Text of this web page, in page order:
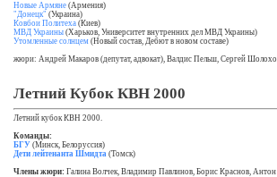
Новые Армяне (Армения)
"Донецк" (Украина)
Ковбои Политеха (Киев)
МВД Украины (Харьков, Университет внутренних дел МВД Украины)
Утомленные солнцем (Новый состав, Дебют в новом составе)
жюри: Андрей Макаров (депутат, адвокат), Валдис Пельш, Сергей
Летний Кубок КВН 2000
Летний кубок КВН 2000.
Команды:
БГУ (Минск, Белоруссия)
Дети лейтенанта Шмидта (Томск)
Члены жюри: Галина Волчек, Владимир Павлинов, Борис Краснов,